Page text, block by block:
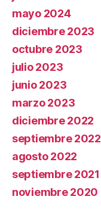
mayo 2024
diciembre 2023
octubre 2023
julio 2023
junio 2023
marzo 2023
diciembre 2022
septiembre 2022
agosto 2022
septiembre 2021
noviembre 2020